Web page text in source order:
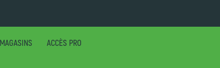
ACCÈS PRO